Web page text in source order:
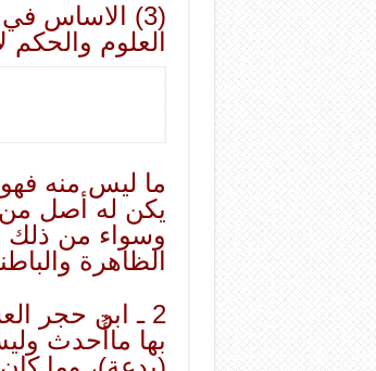
العلوم والحكم
ما ليس منه
يكن له أصل من
وسواء من ذلك
الظاهرة
2 ـ ابن حجر
بها ماأُحدث